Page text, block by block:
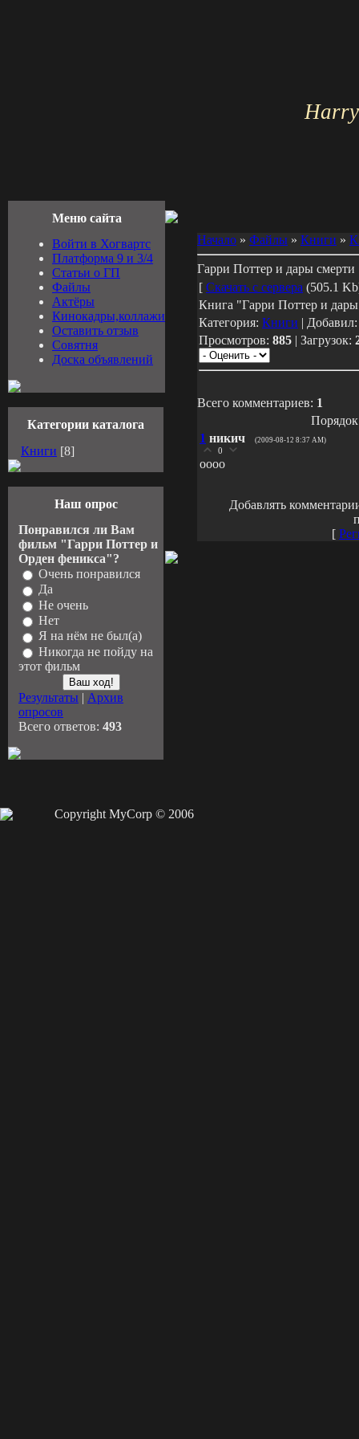
Меню сайта
Войти в Хогвартс
Платформа 9 и 3/4
Cтатьи о ГП
Файлы
Актёры
Кинокадры,коллажи
Оставить отзыв
Совятня
Доска объявлений
Категории каталога
Книги [8]
Наш опрос
Понравился ли Вам
фильм "Гарри Поттер и
Орден феникса"?
Очень понравился
Да
Не очень
Нет
Я на нём не был(а)
Никогда не пойду на
этот фильм
Результаты | Архив
опросов
Всего ответов: 493
Начало » Файлы » Книги »
Гарри Поттер и дары смерти
[ Скачать с сервера (505.1
Книга "Гарри Поттер и
Категория: Книги |
Просмотров: 885 | Загрузок:
Всего комментариев: 1
1 никич (2009-08-12 8:37 AM)
0
оооо
Добавлять
[
Copyright MyCorp © 2006